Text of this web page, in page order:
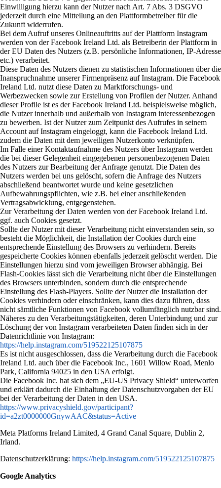
Einwilligung hierzu kann der Nutzer nach Art. 7 Abs. 3 DSGVO
jederzeit durch eine Mitteilung an den Plattformbetreiber für die
Zukunft widerrufen.
Bei dem Aufruf unseres Onlineauftritts auf der Plattform Instagram
werden von der Facebook Ireland Ltd. als Betreiberin der Plattform in
der EU Daten des Nutzers (z.B. persönliche Informationen, IP-Adresse
etc.) verarbeitet.
Diese Daten des Nutzers dienen zu statistischen Informationen über die
Inanspruchnahme unserer Firmenpräsenz auf Instagram. Die Facebook
Ireland Ltd. nutzt diese Daten zu Marktforschungs- und
Werbezwecken sowie zur Erstellung von Profilen der Nutzer. Anhand
dieser Profile ist es der Facebook Ireland Ltd. beispielsweise möglich,
die Nutzer innerhalb und außerhalb von Instagram interessenbezogen
zu bewerben. Ist der Nutzer zum Zeitpunkt des Aufrufes in seinem
Account auf Instagram eingeloggt, kann die Facebook Ireland Ltd.
zudem die Daten mit dem jeweiligen Nutzerkonto verknüpfen.
Im Falle einer Kontaktaufnahme des Nutzers über Instagram werden
die bei dieser Gelegenheit eingegebenen personenbezogenen Daten
des Nutzers zur Bearbeitung der Anfrage genutzt. Die Daten des
Nutzers werden bei uns gelöscht, sofern die Anfrage des Nutzers
abschließend beantwortet wurde und keine gesetzlichen
Aufbewahrungspflichten, wie z.B. bei einer anschließenden
Vertragsabwicklung, entgegenstehen.
Zur Verarbeitung der Daten werden von der Facebook Ireland Ltd.
ggf. auch Cookies gesetzt.
Sollte der Nutzer mit dieser Verarbeitung nicht einverstanden sein, so
besteht die Möglichkeit, die Installation der Cookies durch eine
entsprechende Einstellung des Browsers zu verhindern. Bereits
gespeicherte Cookies können ebenfalls jederzeit gelöscht werden. Die
Einstellungen hierzu sind vom jeweiligen Browser abhängig. Bei
Flash-Cookies lässt sich die Verarbeitung nicht über die Einstellungen
des Browsers unterbinden, sondern durch die entsprechende
Einstellung des Flash-Players. Sollte der Nutzer die Installation der
Cookies verhindern oder einschränken, kann dies dazu führen, dass
nicht sämtliche Funktionen von Facebook vollumfänglich nutzbar sind.
Näheres zu den Verarbeitungstätigkeiten, deren Unterbindung und zur
Löschung der von Instagram verarbeiteten Daten finden sich in der
Datenrichtlinie von Instagram:
https://help.instagram.com/519522125107875
Es ist nicht ausgeschlossen, dass die Verarbeitung durch die Facebook
Ireland Ltd. auch über die Facebook Inc., 1601 Willow Road, Menlo
Park, California 94025 in den USA erfolgt.
Die Facebook Inc. hat sich dem „EU-US Privacy Shield“ unterworfen
und erklärt dadurch die Einhaltung der Datenschutzvorgaben der EU
bei der Verarbeitung der Daten in den USA.
https://www.privacyshield.gov/participant?
id=a2zt0000000GnywAAC&status=Active
Meta Platforms Ireland Limited, 4 Grand Canal Square, Dublin 2,
Irland.
Datenschutzerklärung: https://help.instagram.com/519522125107875
Google Analytics